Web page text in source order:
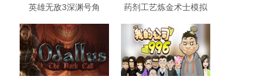
英雄无敌3深渊号角
药剂工艺炼金术士模拟